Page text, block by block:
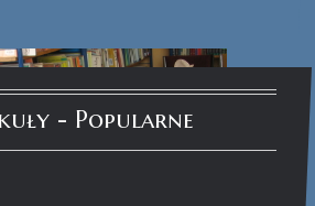
- Popularne